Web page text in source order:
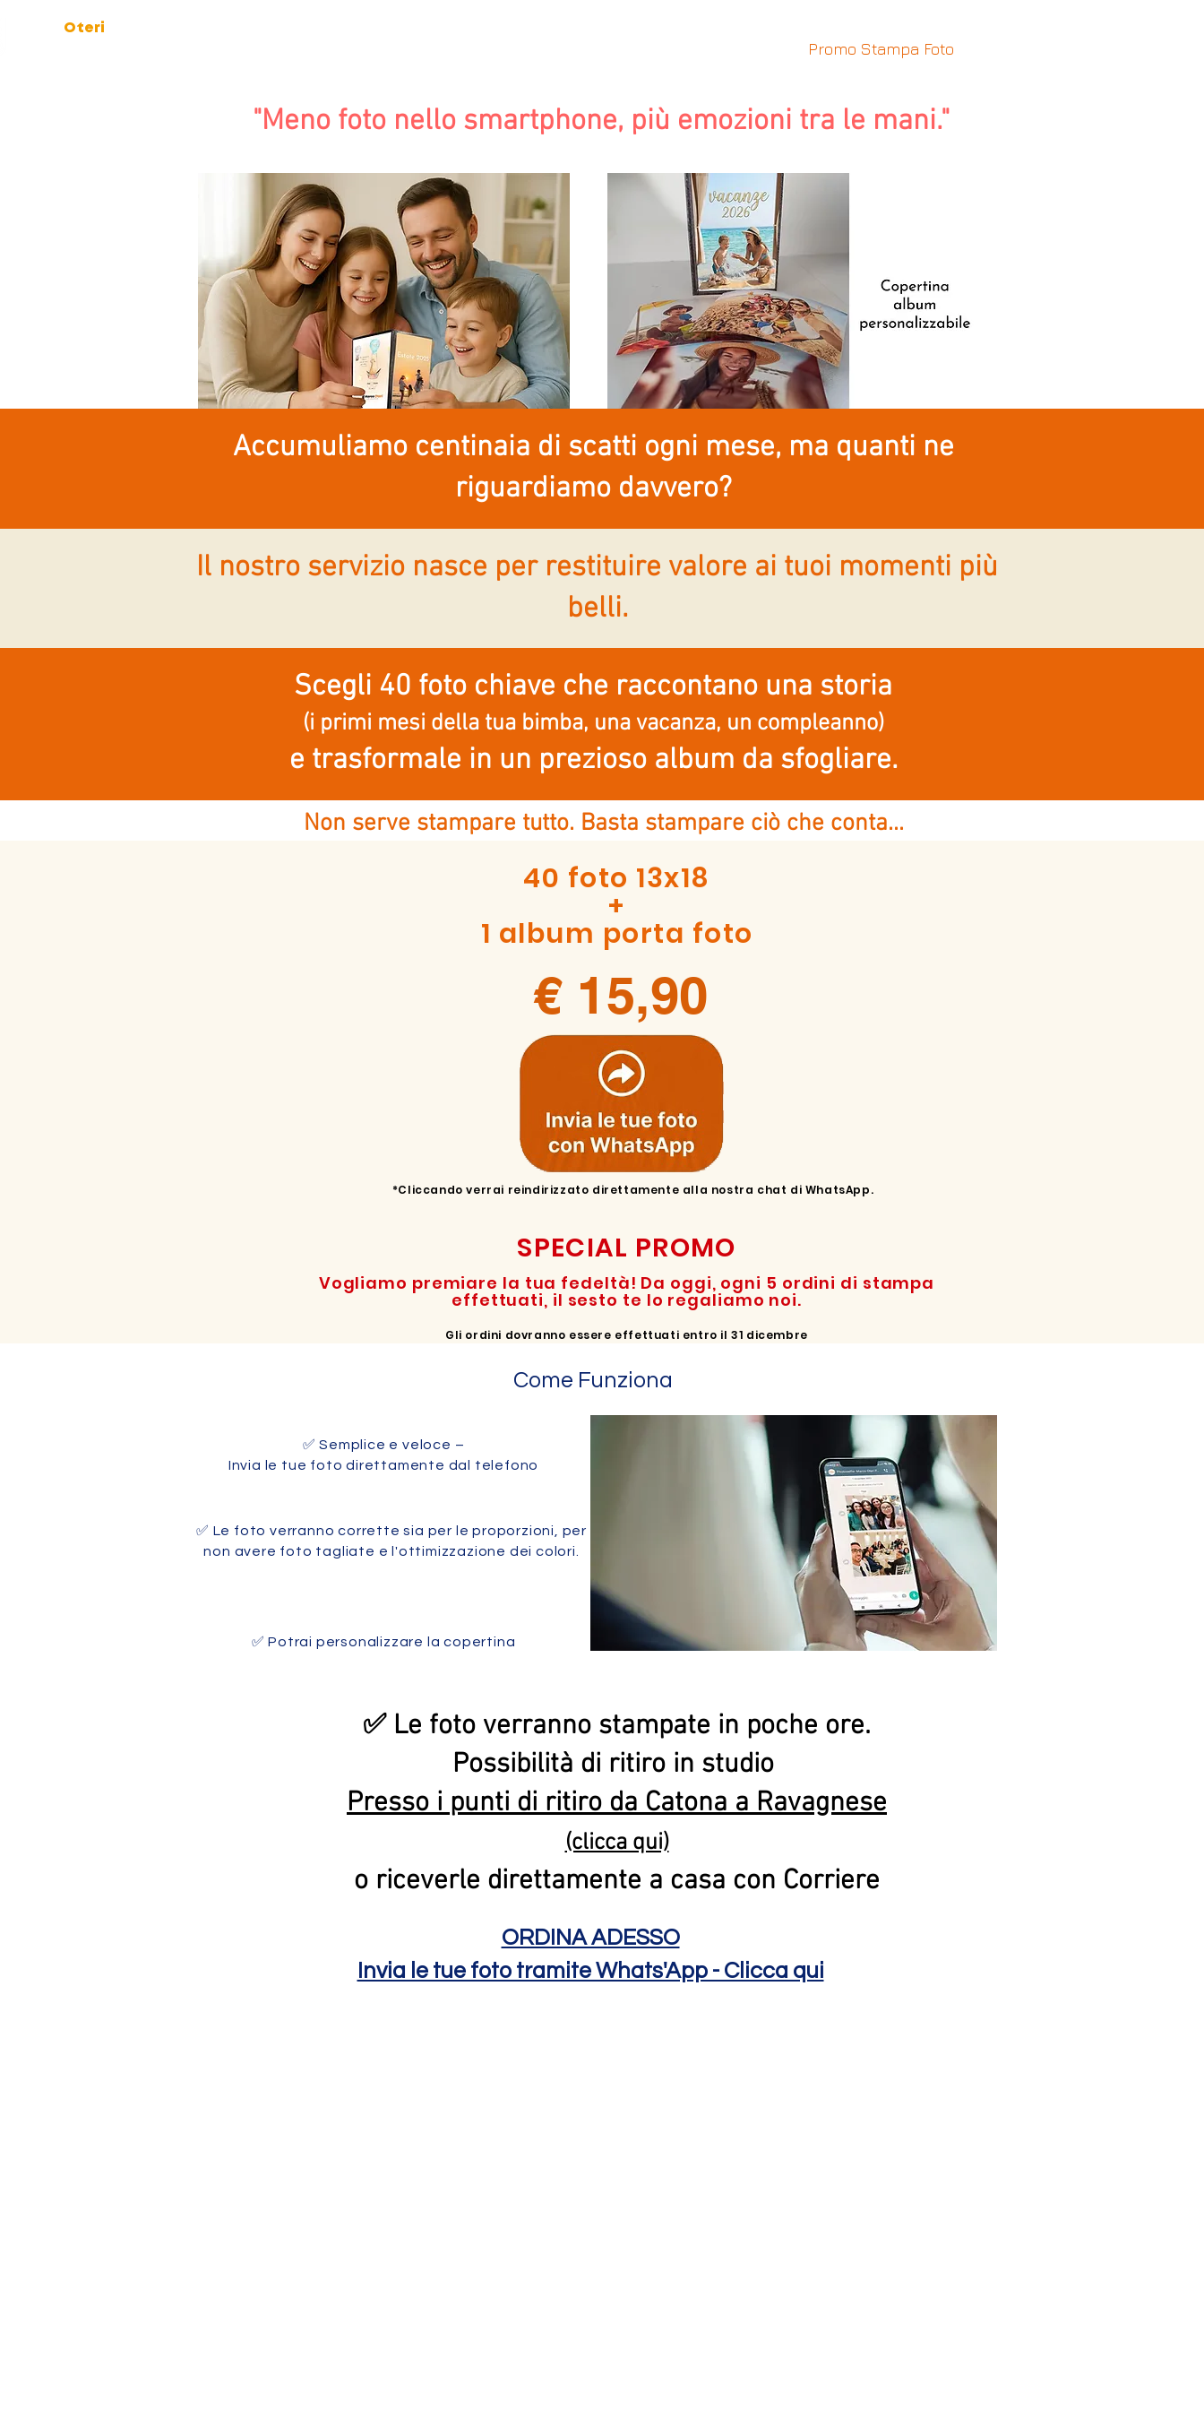
Oteri
Promo Stampa Foto
"Meno foto nello smartphone, più emozioni tra le mani."
Accumuliamo centinaia di scatti ogni mese, ma quanti ne
riguardiamo davvero?
Il nostro servizio nasce per restituire valore ai tuoi momenti più
belli.
Scegli 40 foto chiave che raccontano una storia
(i primi mesi della tua bimba, una vacanza, un compleanno)
e trasformale in un prezioso album da sfogliare.
Non serve stampare tutto. Basta stampare ciò che conta...
€ 15,90
40 foto 13x18
+
1 album porta foto
*Cliccando verrai reindirizzato direttamente alla nostra chat di WhatsApp.
SPECIAL PROMO
Vogliamo premiare la tua fedeltà! Da oggi, ogni 5 ordini di stampa
effettuati, il sesto te lo regaliamo noi.
Gli ordini dovranno essere effettuati entro il 31 dicembre
Come Funziona
✅ Semplice e veloce –
Invia le tue foto direttamente dal telefono
✅ Le foto verranno corrette sia per le proporzioni, per
non avere foto tagliate e l'ottimizzazione dei colori.
✅ Potrai personalizzare la copertina
✅ Le foto verranno stampate in poche ore.
Possibilità di ritiro in studio
Presso i punti di ritiro da Catona a Ravagnese
(clicca qui)
o riceverle direttamente a casa con Corriere
ORDINA ADESSO
Invia le tue foto tramite Whats'App - Clicca qui